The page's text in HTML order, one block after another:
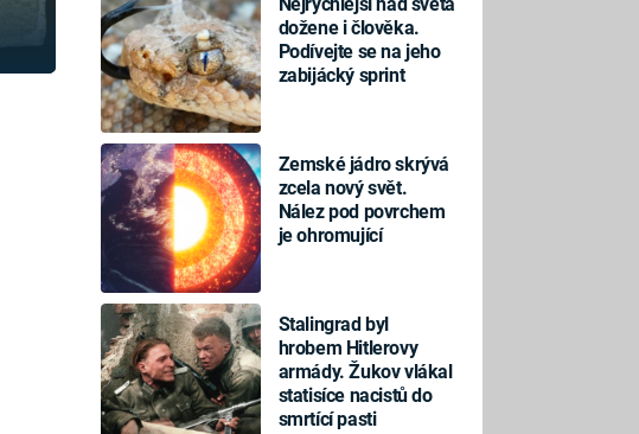
dožene i člověka.
Podívejte se na jeho
zabijácký sprint
Zemské jádro skrývá
zcela nový svět.
Nález pod povrchem
je ohromující
Stalingrad byl
hrobem Hitlerovy
armády. Žukov vlákal
statisíce nacistů do
smrtící pasti